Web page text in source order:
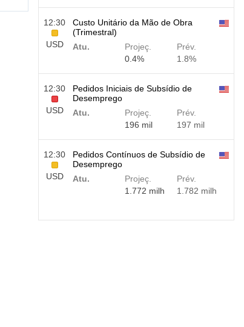
12:30
USD
Custo Unitário da Mão de Obra
(Trimestral)
Atu.
Projeç.
0.4%
Prév.
1.8%
12:30
USD
Pedidos Iniciais de Subsídio de
Desemprego
Atu.
Projeç.
196 mil
Prév.
197 mil
12:30
USD
Pedidos Contínuos de Subsídio de
Desemprego
Atu.
Projeç.
1.772 milh
Prév.
1.782 milh